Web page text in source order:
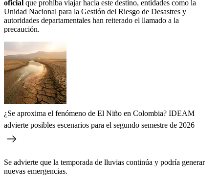
oficial que prohíba viajar hacia este destino, entidades como la
Unidad Nacional para la Gestión del Riesgo de Desastres y
autoridades departamentales han reiterado el llamado a la
precaución.
¿Se aproxima el fenómeno de El Niño en Colombia? IDEAM
advierte posibles escenarios para el segundo semestre de 2026
Se advierte que la temporada de lluvias continúa y podría generar
nuevas emergencias.